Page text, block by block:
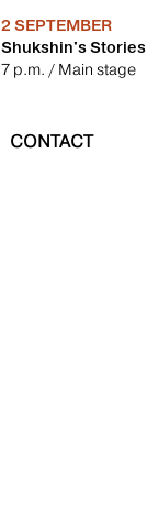
2 SEPTEMBER
Shukshin's Stories
7 p.m. / Main stage
CONTACT